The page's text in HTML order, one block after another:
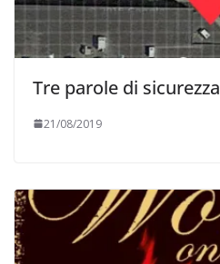
Tre parole di sicurezza
21/08/2019